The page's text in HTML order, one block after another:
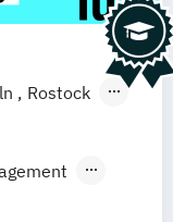
Rostock
Kassel